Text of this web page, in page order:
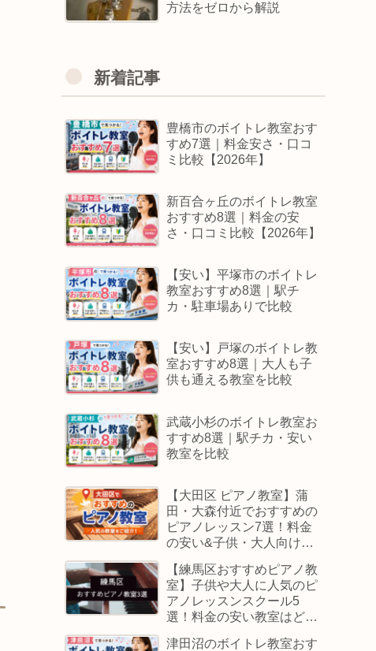
方法をゼロから解説
新着記事
豊橋市のボイトレ教室おす
すめ7選｜料金安さ・口コ
ミ比較【2026年】
新百合ヶ丘のボイトレ教室
おすすめ8選｜料金の安
さ・口コミ比較【2026年】
【安い】平塚市のボイトレ
教室おすすめ8選｜駅チ
カ・駐車場ありで比較
【安い】戸塚のボイトレ教
室おすすめ8選｜大人も子
供も通える教室を比較
武蔵小杉のボイトレ教室お
すすめ8選｜駅チカ・安い
教室を比較
【大田区 ピアノ教室】蒲
田・大森付近でおすすめの
ピアノレッスン7選！料金
の安い&子供・大人向けス
【練馬区おすすめピアノ教
室】子供や大人に人気のピ
アノレッスンスクール5
選！料金の安い教室はど
津田沼のボイトレ教室おす